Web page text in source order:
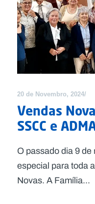
20 de Novembro, 2024
Vendas
SSCC e
O passado dia 9
especial para toda
Novas. A Família...